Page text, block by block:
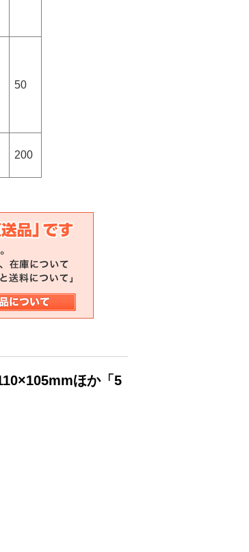
50
200
ほか「5